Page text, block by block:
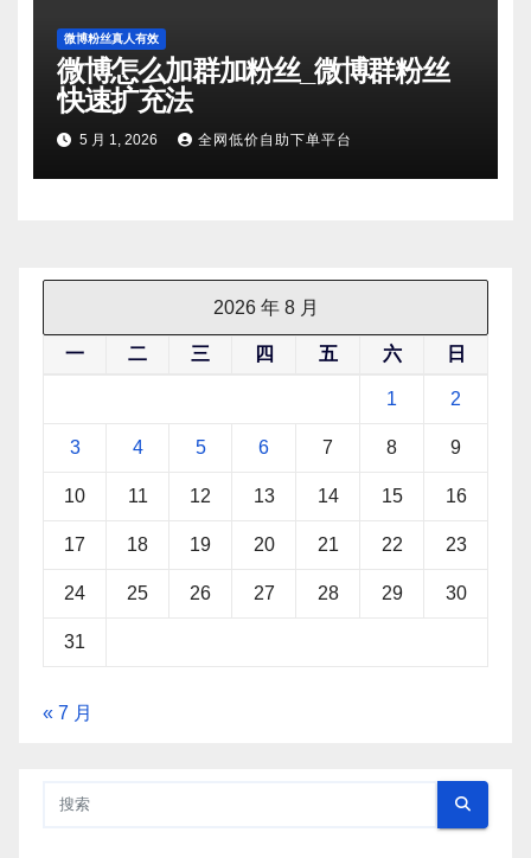
微博粉丝真人有效
微博怎么加群加粉丝_微博群粉丝
快速扩充法
5 月 1, 2026 全网低价自助下单平台
2026 年 8 月
一 二 三 四 五 六 日
1 2
3 4 5 6 7 8 9
10 11 12 13 14 15 16
17 18 19 20 21 22 23
24 25 26 27 28 29 30
31
« 7 月